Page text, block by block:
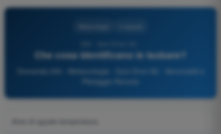
Che cosa identificano le isobare?